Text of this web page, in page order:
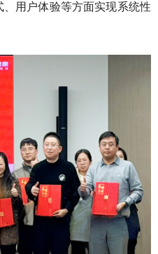
用户体验等方面实现系统性